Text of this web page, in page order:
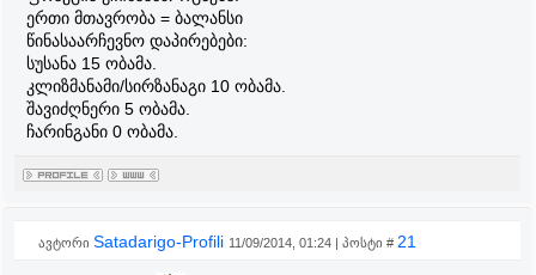
ერთი მთავრობა = ბალანსი
წინასაარჩევნო დაპირებები:
სუსანა 15 ობამა.
კლიზმანამი/სირზანაგი 10 ობამა.
შავიძღნერი 5 ობამა.
ჩარინგანი 0 ობამა.
ავტორი Satadarigo-Profili 11/09/2014, 01:24 | პოსტი # 21